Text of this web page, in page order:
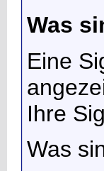
Was
Eine
Ihre
Was